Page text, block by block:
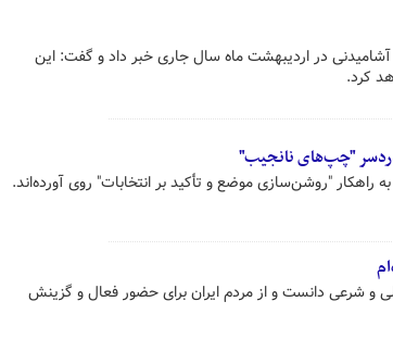
در اردیبهشت ماه سال جاری خبر داد و گفت: این
کرد.
دردسر "چپ‌های نانجیب"
"روشن‌سازی موضع و تأکید بر انتخابات" روی آورده‌اند.
و شرعی دانست و از مردم ایران برای حضور فعال و گزینش